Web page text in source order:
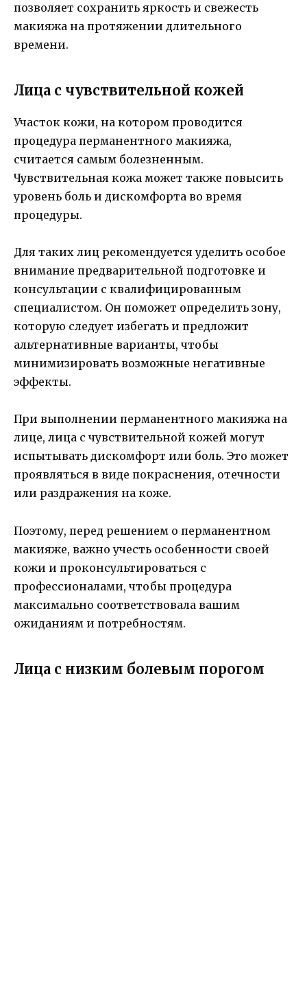
позволяет сохранить яркость и свежесть
макияжа на протяжении длительного
времени.
Лица с чувствительной кожей
Участок кожи, на котором проводится
процедура перманентного макияжа,
считается самым болезненным.
Чувствительная кожа может также повысить
уровень боль и дискомфорта во время
процедуры.
Для таких лиц рекомендуется уделить особое
внимание предварительной подготовке и
консультации с квалифицированным
специалистом. Он поможет определить зону,
которую следует избегать и предложит
альтернативные варианты, чтобы
минимизировать возможные негативные
эффекты.
При выполнении перманентного макияжа на
лице, лица с чувствительной кожей могут
испытывать дискомфорт или боль. Это может
проявляться в виде покраснения, отечности
или раздражения на коже.
Поэтому, перед решением о перманентном
макияже, важно учесть особенности своей
кожи и проконсультироваться с
профессионалами, чтобы процедура
максимально соответствовала вашим
ожиданиям и потребностям.
Лица с низким болевым порогом